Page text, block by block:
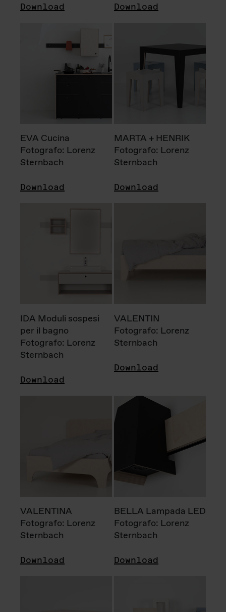
Download Download
EVA Cucina
Fotografo: Lorenz
Sternbach
Download
MARTA + HENRIK
Fotografo: Lorenz
Sternbach
Download
IDA Moduli sospesi
per il bagno
Fotografo: Lorenz
Sternbach
Download
VALENTIN
Fotografo: Lorenz
Sternbach
Download
VALENTINA
Fotografo: Lorenz
Sternbach
Download
BELLA Lampada LED
Fotografo: Lorenz
Sternbach
Download